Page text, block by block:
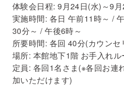
体験会日程: 9月24日(水)～9
実施時間: 各日 午前11時～ /
30分～ / 午後6時～
所要時間: 各回 40分(カウンセ
場所: 本館地下1階 お手入れル
定員: 各回1名さま(※各回お連
加いただけます)